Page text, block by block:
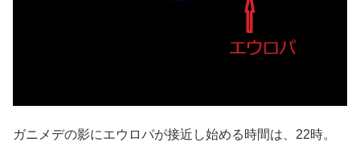
ガニメデの影にエウロパが接近し始める時間は、22時。